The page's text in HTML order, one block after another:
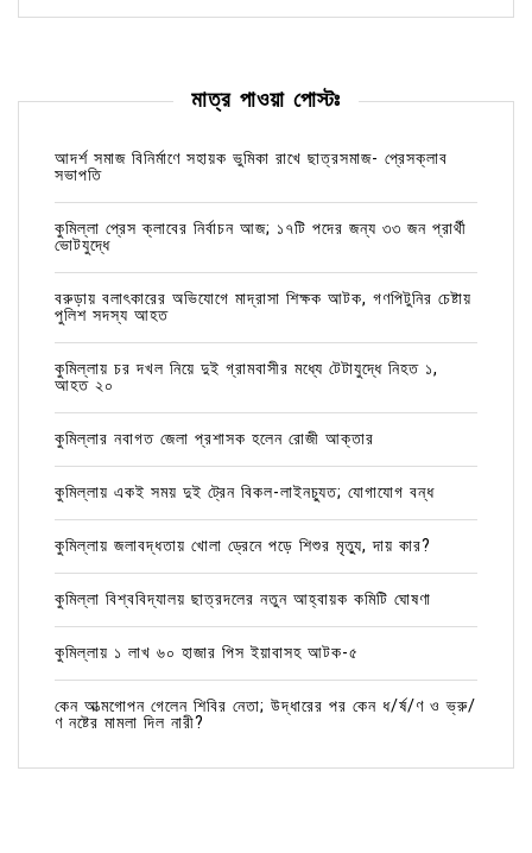
মাত্র পাওয়া পোস্টঃ
আদর্শ সমাজ বিনির্মাণে সহায়ক ভুমিকা রাখে ছাত্রসমাজ- প্রেসক্লাব
সভাপতি
কুমিল্লা প্রেস ক্লাবের নির্বাচন আজ; ১৭টি পদের জন্য ৩৩ জন প্রার্থী
ভোটযুদ্ধে
বরুড়ায় বলাৎকারের অভিযোগে মাদ্রাসা শিক্ষক আটক, গণপিটুনির চেষ্টায়
পুলিশ সদস্য আহত
কুমিল্লায় চর দখল নিয়ে দুই গ্রামবাসীর মধ্যে টেটাযুদ্ধে নিহত ১,
আহত ২০
কুমিল্লার নবাগত জেলা প্রশাসক হলেন রোজী আক্তার
কুমিল্লায় একই সময় দুই ট্রেন বিকল-লাইনচ্যুত; যোগাযোগ বন্ধ
কুমিল্লায় জলাবদ্ধতায় খোলা ড্রেনে পড়ে শিশুর মৃত্যু, দায় কার?
কুমিল্লা বিশ্ববিদ্যালয় ছাত্রদলের নতুন আহ্বায়ক কমিটি ঘোষণা
কুমিল্লায় ১ লাখ ৬০ হাজার পিস ইয়াবাসহ আটক-৫
কেন আত্মগোপন গেলেন শিবির নেতা; উদ্ধারের পর কেন ধ/র্ষ/ণ ও ভ্রু/
ণ নষ্টের মামলা দিল নারী?